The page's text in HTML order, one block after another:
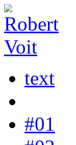
text
#01